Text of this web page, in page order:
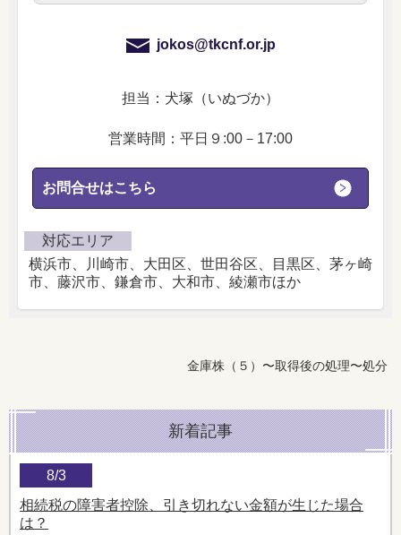
jokos@tkcnf.or.jp
担当：犬塚（いぬづか）
営業時間：平日９:00－17:00
お問合せはこちら
対応エリア
横浜市、川崎市、大田区、世田谷区、目黒区、茅ヶ崎
市、藤沢市、鎌倉市、大和市、綾瀬市ほか
金庫株（５）〜取得後の処理〜処分
新着記事
8/3
相続税の障害者控除、引き切れない金額が生じた場合
は？